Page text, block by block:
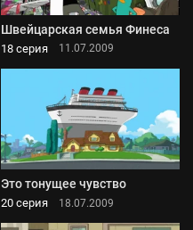
Швейцарская семья Финеса
18 серия 11.07.2009
Это тонущее чувство
20 серия 18.07.2009